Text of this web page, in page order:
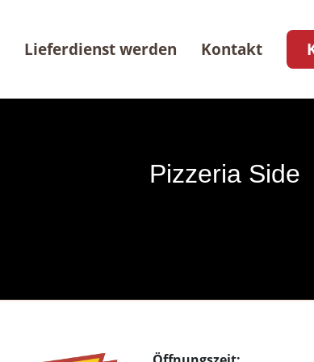
Lieferdienst werden Kontakt
Pizzeria Side